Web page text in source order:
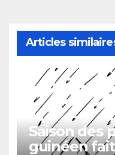
Articles
Saison des
guinéen